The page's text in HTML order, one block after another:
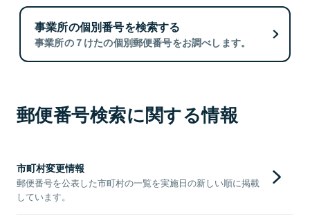
事業所の個別番号を検索する
事業所の７けたの個別郵便番号をお調べします。
郵便番号検索に関する情報
市町村変更情報
郵便番号を公表した市町村の一覧を実施日の新しい順に掲載
しています。